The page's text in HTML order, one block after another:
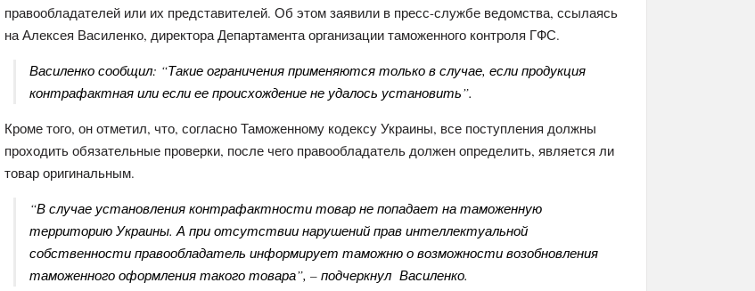
правообладателей или их представителей. Об этом заявили в пресс-службе ведомства, ссылаясь
на Алексея Василенко, директора Департамента организации таможенного контроля ГФС.
Василенко сообщил: “Такие ограничения применяются только в случае, если продукция
контрафактная или если ее происхождение не удалось установить”.
Кроме того, он отметил, что, согласно Таможенному кодексу Украины, все поступления должны
проходить обязательные проверки, после чего правообладатель должен определить, является ли
товар оригинальным.
“В случае установления контрафактности товар не попадает на таможенную
территорию Украины. А при отсутствии нарушений прав интеллектуальной
собственности правообладатель информирует таможню о возможности возобновления
таможенного оформления такого товара”, – подчеркнул Василенко.